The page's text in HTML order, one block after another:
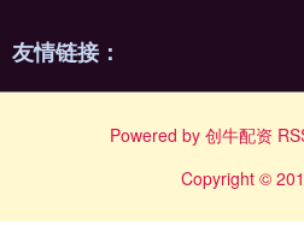
友情链接：
Powered by 创牛配资
Copyright ©